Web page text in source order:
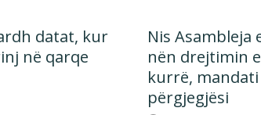
datat, kur
në qarqe
Nis Asambleja
nën drejtimin
kurrë,
përgjegjësi